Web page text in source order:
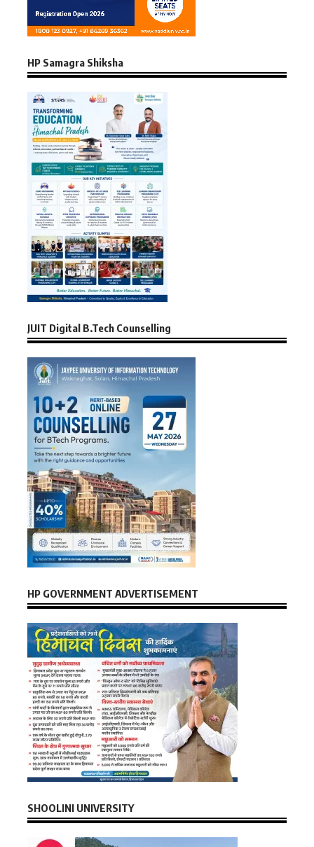
HP Samagra Shiksha
JUIT Digital B.Tech Counselling
HP GOVERNMENT ADVERTISEMENT
SHOOLINI UNIVERSITY